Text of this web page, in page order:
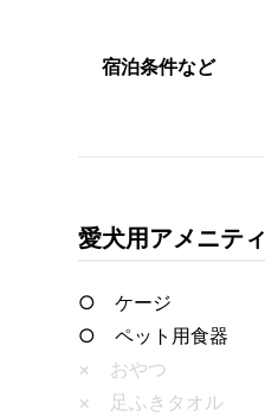
宿泊条件など
愛犬用アメニティ
○ ケージ
○ ペット用食器
× おやつ
× 足ふきタオル